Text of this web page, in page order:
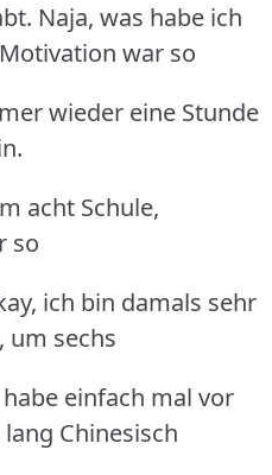
Naja, was habe ich
war so
wieder eine Stunde
acht Schule,
so
ich bin damals sehr
um sechs
einfach mal vor
Chinesisch